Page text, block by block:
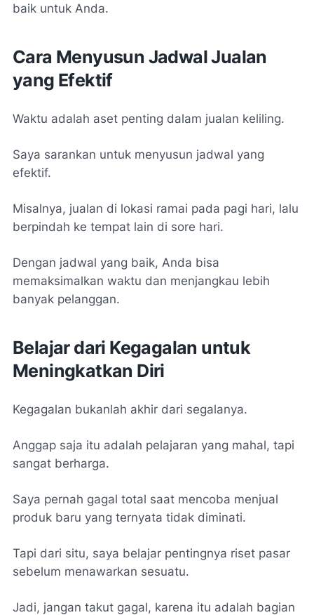
baik untuk Anda.
Cara Menyusun Jadwal Jualan
yang Efektif
Waktu adalah aset penting dalam jualan keliling.
Saya sarankan untuk menyusun jadwal yang
efektif.
Misalnya, jualan di lokasi ramai pada pagi hari, lalu
berpindah ke tempat lain di sore hari.
Dengan jadwal yang baik, Anda bisa
memaksimalkan waktu dan menjangkau lebih
banyak pelanggan.
Belajar dari Kegagalan untuk
Meningkatkan Diri
Kegagalan bukanlah akhir dari segalanya.
Anggap saja itu adalah pelajaran yang mahal, tapi
sangat berharga.
Saya pernah gagal total saat mencoba menjual
produk baru yang ternyata tidak diminati.
Tapi dari situ, saya belajar pentingnya riset pasar
sebelum menawarkan sesuatu.
Jadi, jangan takut gagal, karena itu adalah bagian